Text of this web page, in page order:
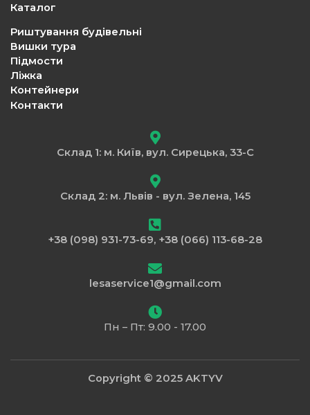
Каталог
Риштування будівельні
Вишки тура
Підмости
Ліжка
Контейнери
Контакти
Склад 1: м. Київ, вул. Сирецька, 33-С
Склад 2: м. Львів - вул. Зелена, 145
+38 (098) 931-73-69, +38 (066) 113-68-28
lesaservice1@gmail.com
Пн – Пт: 9.00 - 17.00
Copyright © 2025 AKTYV